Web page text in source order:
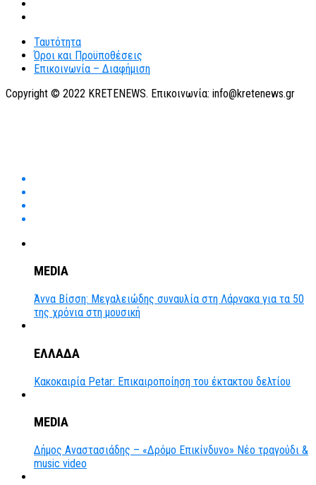
Ταυτότητα
Όροι και Προϋποθέσεις
Επικοινωνία – Διαφήμιση
Copyright © 2022 KRETENEWS. Επικοινωνία: info@kretenews.gr
MEDIA
Άννα Βίσση: Μεγαλειώδης συναυλία στη Λάρνακα για τα 50
της χρόνια στη μουσική
ΕΛΛΑΔΑ
Κακοκαιρία Petar: Επικαιροποίηση του έκτακτου δελτίου
MEDIA
Δήμος Αναστασιάδης – «Δρόμο Επικίνδυνο» Νέο τραγούδι &
music video